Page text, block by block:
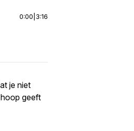
0:00 3:16
je niet
geeft